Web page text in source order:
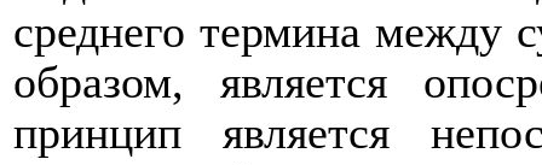
среднего термина между
образом, является
принцип является